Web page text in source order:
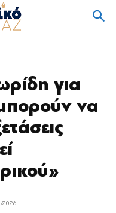
για
να
2026